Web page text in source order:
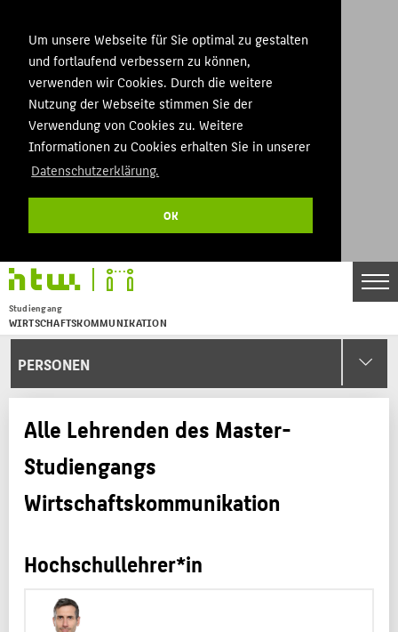
Um unsere Webseite für Sie optimal zu gestalten
und fortlaufend verbessern zu können,
verwenden wir Cookies. Durch die weitere
Nutzung der Webseite stimmen Sie der
Verwendung von Cookies zu. Weitere
Informationen zu Cookies erhalten Sie in unserer
Datenschutzerklärung.
OK
Studiengang
WIRTSCHAFTSKOMMUNIKATION
Menu
PERSONEN
Alle Lehrenden des Master-
Studiengangs
Wirtschaftskommunikation
Hochschullehrer*in
BACHELOR
MASTER